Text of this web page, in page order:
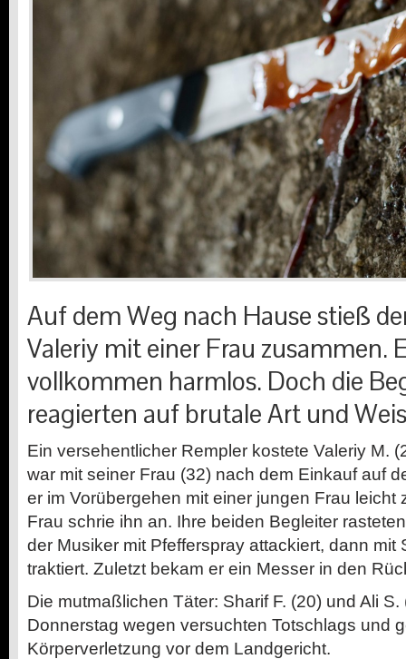
Auf dem Weg nach Hause stieß
Valeriy mit einer Frau zusammen.
vollkommen harmlos. Doch die
reagierten auf brutale Art und
Ein versehentlicher Rempler kostete Valeriy M.
war mit seiner Frau (32) nach dem Einkauf auf
er im Vorübergehen mit einer jungen Frau leicht
Frau schrie ihn an. Ihre beiden Begleiter
der Musiker mit Pfefferspray attackiert, dann mit
traktiert. Zuletzt bekam er ein Messer in den
Die mutmaßlichen Täter: Sharif F. (20) und Ali
Donnerstag wegen versuchten Totschlags und
Körperverletzung vor dem Landgericht.